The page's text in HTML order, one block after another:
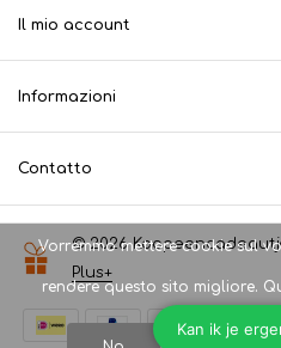
Il mio account
Informazioni
Contatto
© 2026
Plus+
Vorremmo mettere cookie sul
rendere questo sito migliore.